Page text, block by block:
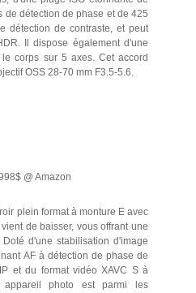
de détection de phase et de 425
détection de contraste, et peut
Il dispose également d'une
corps sur 5 axes. Cet accord
OSS 28-70 mm F3.5-5.6.
@ Amazon
plein format à monture E avec
de baisser, vous offrant une
d'une stabilisation d'image
AF à détection de phase de
et du format vidéo XAVC S à
photo est parmi les